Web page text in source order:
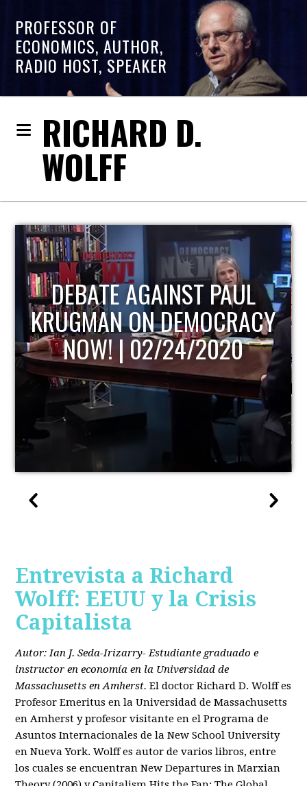
PROFESSOR OF
ECONOMICS, AUTHOR,
RADIO HOST, SPEAKER
RICHARD D.
WOLFF
DEBATE AGAINST PAUL
KRUGMAN ON DEMOCRACY
NOW! | 02/24/2020
Entrevista a Richard
Wolff: EEUU y la Crisis
Capitalista
Autor: Ian J. Seda-Irizarry- Estudiante graduado e
instructor en economía en la Universidad de
Massachusetts en Amherst. El doctor Richard D. Wolff es
Profesor Emeritus en la Universidad de Massachusetts
en Amherst y profesor visitante en el Programa de
Asuntos Internacionales de la New School University
en Nueva York. Wolff es autor de varios libros, entre
los cuales se encuentran New Departures in Marxian